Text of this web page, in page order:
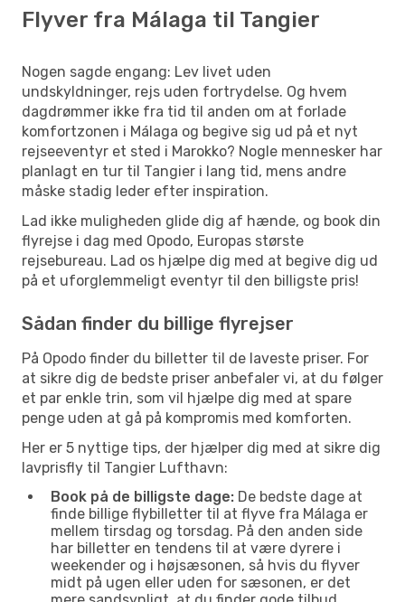
Flyver fra Málaga til Tangier
Nogen sagde engang: Lev livet uden
undskyldninger, rejs uden fortrydelse. Og hvem
dagdrømmer ikke fra tid til anden om at forlade
komfortzonen i Málaga og begive sig ud på et nyt
rejseeventyr et sted i Marokko? Nogle mennesker har
planlagt en tur til Tangier i lang tid, mens andre
måske stadig leder efter inspiration.
Lad ikke muligheden glide dig af hænde, og book din
flyrejse i dag med Opodo, Europas største
rejsebureau. Lad os hjælpe dig med at begive dig ud
på et uforglemmeligt eventyr til den billigste pris!
Sådan finder du billige flyrejser
På Opodo finder du billetter til de laveste priser. For
at sikre dig de bedste priser anbefaler vi, at du følger
et par enkle trin, som vil hjælpe dig med at spare
penge uden at gå på kompromis med komforten.
Her er 5 nyttige tips, der hjælper dig med at sikre dig
lavprisfly til Tangier Lufthavn:
Book på de billigste dage: De bedste dage at
finde billige flybilletter til at flyve fra Málaga er
mellem tirsdag og torsdag. På den anden side
har billetter en tendens til at være dyrere i
weekender og i højsæsonen, så hvis du flyver
midt på ugen eller uden for sæsonen, er det